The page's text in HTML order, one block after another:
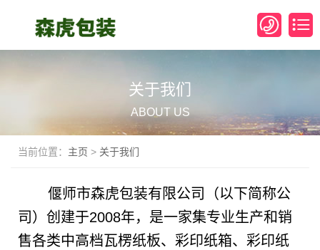
关于我们
ABOUT US
当前位置： 主页 > 关于我们
偃师市森虎包装有限公司
（以下简称公
司）创建于2008年，是一家集专业生产和销
售各类中高档瓦楞纸板、彩印纸箱、彩印纸